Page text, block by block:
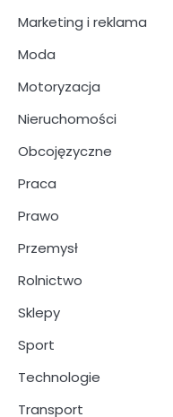
Marketing i reklama
Moda
Motoryzacja
Nieruchomości
Obcojęzyczne
Praca
Prawo
Przemysł
Rolnictwo
Sklepy
Sport
Technologie
Transport